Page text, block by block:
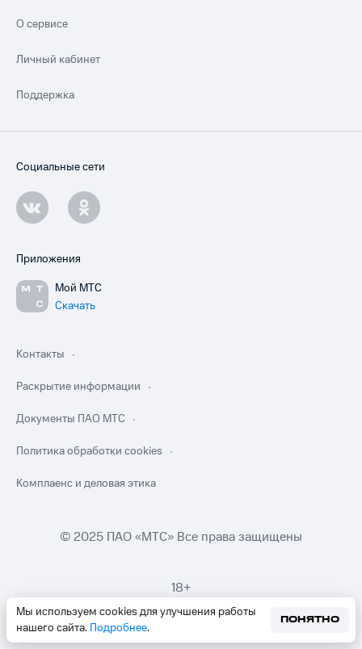
Мы используем cookies для улучшения работы
нашего сайта. Подробнее.
ПОНЯТНО
О сервисе
Личный кабинет
Поддержка
Социальные сети
Приложения
Мой МТС
Скачать
Контакты
Раскрытие информации
Документы ПАО МТС
Политика обработки cookies
Комплаенс и деловая этика
© 2025 ПАО «МТС» Все права защищены
18+